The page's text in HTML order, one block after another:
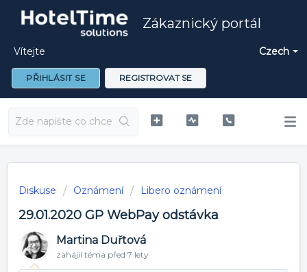
Zákaznický portál
Czech
Vítejte
PŘIHLÁSIT SE REGISTROVAT SE
Diskuse Oznámení Libero oznámení
29.01.2020 GP WebPay odstávka
Martina Duřtová
zahájil téma před 7 lety